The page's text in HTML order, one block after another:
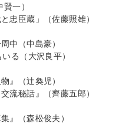
一）
忠臣蔵」（佐藤照雄）
中（中島豪）
る（大沢良平）
』（辻奐児）
流秘話』（齊藤五郎）
』（森松俊夫）